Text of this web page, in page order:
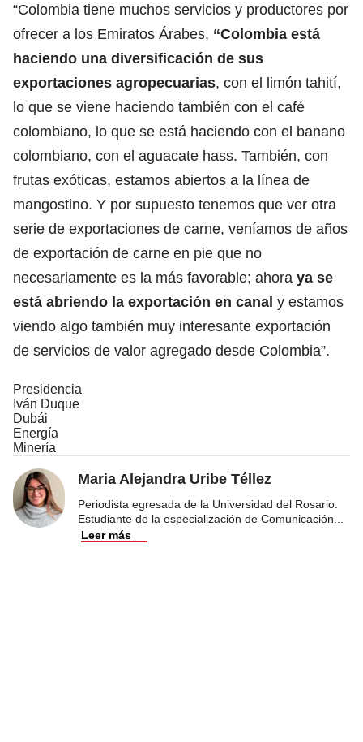
“Colombia tiene muchos servicios y productores por
ofrecer a los Emiratos Árabes, “Colombia está
haciendo una diversificación de sus
exportaciones agropecuarias, con el limón tahití,
lo que se viene haciendo también con el café
colombiano, lo que se está haciendo con el banano
colombiano, con el aguacate hass. También, con
frutas exóticas, estamos abiertos a la línea de
mangostino. Y por supuesto tenemos que ver otra
serie de exportaciones de carne, veníamos de años
de exportación de carne en pie que no
necesariamente es la más favorable; ahora ya se
está abriendo la exportación en canal y estamos
viendo algo también muy interesante exportación
de servicios de valor agregado desde Colombia”.
Presidencia
Iván Duque
Dubái
Energía
Minería
Maria Alejandra Uribe Téllez
Periodista egresada de la Universidad del Rosario.
Estudiante de la especialización de Comunicación
Leer más